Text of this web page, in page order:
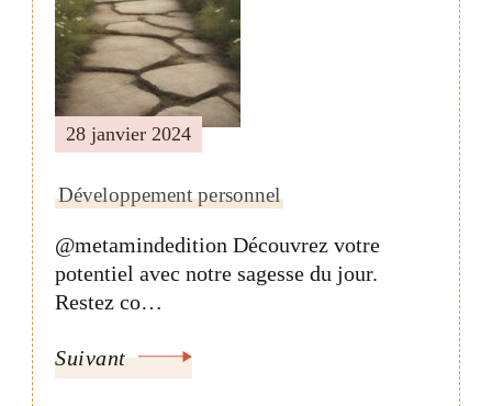
28 janvier 2024
Développement personnel
@metamindedition Découvrez votre
potentiel avec notre sagesse du jour.
Restez co…
Suivant